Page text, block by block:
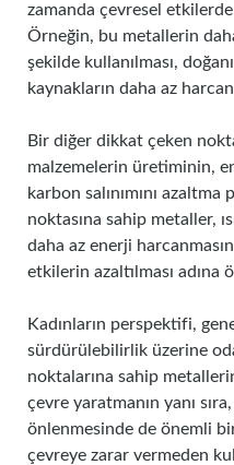
zamanda çevresel
Örneğin, bu metallerin
şekilde kullanılması,
kaynakların daha az
Bir diğer dikkat çeken
malzemelerin üretiminin,
karbon salınımını
noktasına sahip metaller,
daha az enerji
etkilerin azaltılması adına
Kadınların perspektifi,
sürdürülebilirlik üzerine
noktalarına sahip
çevre yaratmanın yanı
önlenmesinde de önemli
çevreye zarar vermeden